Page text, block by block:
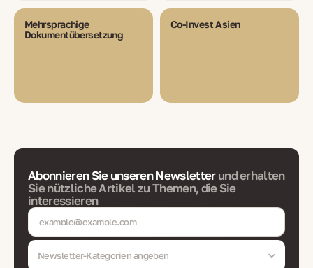
Mehrsprachige
Dokumentübersetzung
Co-Invest Asien
Abonnieren Sie unseren Newsletterund erhalten
Sie nützliche Artikel zu Themen, die Sie
interessieren
Newsletter-Kategorien angeben